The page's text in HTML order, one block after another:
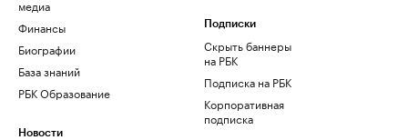
медиа
Финансы
Биографии
База знаний
РБК Образование
Новости
Подписки
Скрыть баннеры
на РБК
Подписка на РБК
Корпоративная
подписка